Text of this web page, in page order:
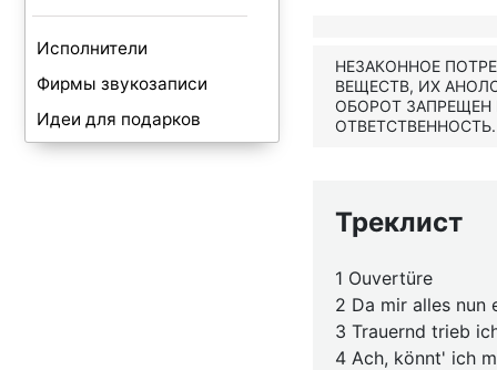
Исполнители
Фирмы звукозаписи
Идеи для подарков
НЕЗАКОННОЕ
ВЕЩЕСТВ, ИХ
ОБОРОТ ЗАПРЕЩЕН
ОТВЕТСТВЕННОСТЬ.
Треклист
1 Ouvertüre
2 Da mir alles nun
3 Trauernd trieb
4 Ach, könnt' ich